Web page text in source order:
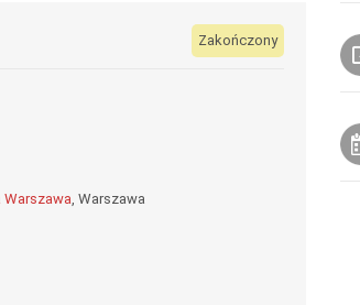
Zakończony
, Warszawa